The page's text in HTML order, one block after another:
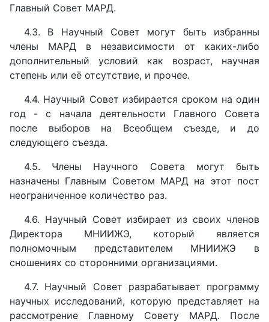
Главный Совет МАРД.
4.3. В Научный Совет могут быть избранны
члены МАРД в независимости от каких-либо
дополнительный условий как возраст, научная
степень или её отсутствие, и прочее.
4.4. Научный Совет избирается сроком на один
год - с начала деятельности Главного Совета
после выборов на Всеобщем съезде, и до
следующего съезда.
4.5. Члены Научного Совета могут быть
назначены Главным Советом МАРД на этот пост
неограниченное количество раз.
4.6. Научный Совет избирает из своих членов
Директора МНИИЖЭ, который является
полномочным представителем МНИИЖЭ в
сношениях со сторонними организациями.
4.7. Научный Совет разрабатывает программу
научных исследований, которую представляет на
рассмотрение Главному Совету МАРД. После